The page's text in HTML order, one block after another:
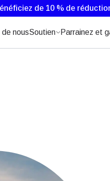
de 10 % de
nousSoutien Parrainez et